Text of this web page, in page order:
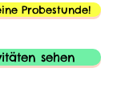
Probestunde!
sehen